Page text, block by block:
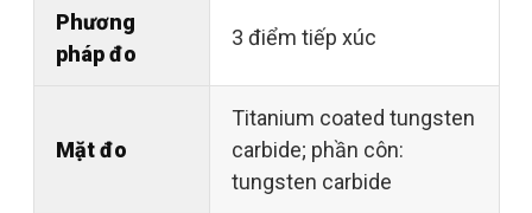
Phương
pháp đo
3 điểm tiếp xúc
Mặt đo
Titanium coated tungsten
carbide; phần côn:
tungsten carbide